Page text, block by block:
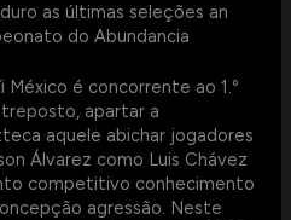
as últimas seleções an
do Abundancia
é concorrente ao 1.º
apartar a
aquele abichar jogadores
Álvarez como Luis Chávez
competitivo conhecimento
agressão. Neste